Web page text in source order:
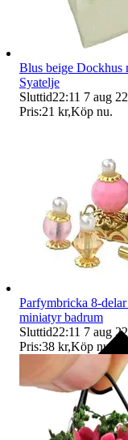
Ersättning om
Blus beige Dockhus
Syatelje
Sluttid22:11 7 aug
Pris:21 kr,Köp nu.
Parfymbricka 8-
miniatyr badrum
Sluttid22:11 7 aug
Pris:38 kr,Köp nu.